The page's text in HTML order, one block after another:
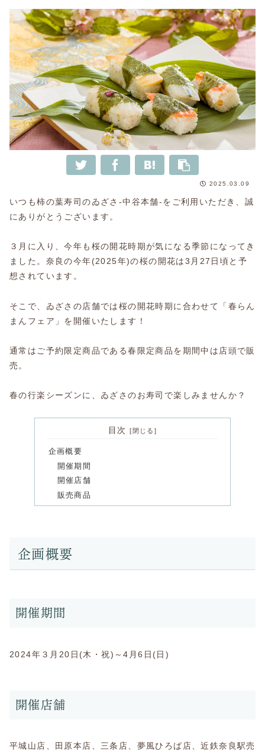
2025.03.09
いつも柿の葉寿司のゐざさ‐中谷本舗‐をご利用いただき、誠
にありがとうございます。
３月に入り、今年も桜の開花時期が気になる季節になってき
ました。奈良の今年(2025年)の桜の開花は3月27日頃と予
想されています。
そこで、ゐざさの店舗では桜の開花時期に合わせて「春らん
まんフェア」を開催いたします！
通常はご予約限定商品である春限定商品を期間中は店頭で販
売。
春の行楽シーズンに、ゐざさのお寿司で楽しみませんか？
目次
企画概要
開催期間
開催店舗
販売商品
企画概要
開催期間
2024年３月20日(木・祝)～4月6日(日)
開催店舗
平城山店、田原本店、三条店、夢風ひろば店、近鉄奈良駅売